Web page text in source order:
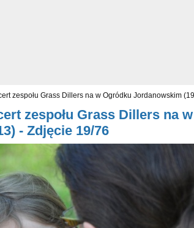
zespołu Grass Dillers na w Ogródku Jordanowskim
zespołu Grass Dillers na
- Zdjęcie 19/76